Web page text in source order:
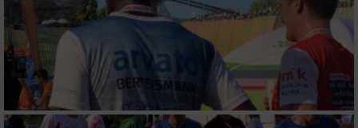
Wir nutzen Ihre Daten für folgende Zwecke:
IAB-Verarbeitungszwecke:
Speichern von oder Zugriff auf Informationen
auf einem Endgerät
Verwendung reduzierter Daten zur Auswahl
von Werbeanzeigen